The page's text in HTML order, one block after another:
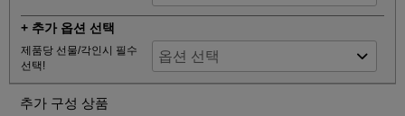
+ 추가 옵션 선택
제품당 선물/각인시 필수
선택!
추가 구성 상품